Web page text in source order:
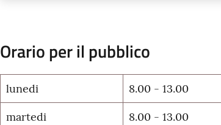
Orario per il pubblico
lunedi
8.00 - 13.00
martedi
8.00 - 13.00